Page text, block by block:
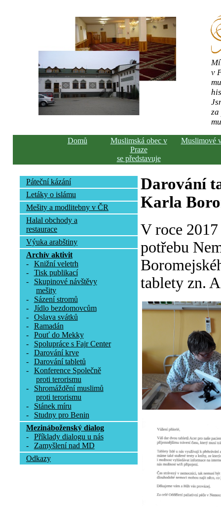
v
Domů
Muslimská obec v
Praze
se představuje
Muslimové
Páteční kázání
Letáky o islámu
Mešity a modlitebny v ČR
Halal obchody a
restaurace
Výuka arabštiny
Archív aktivit
-
Knižní veletrh
-
Tisk publikací
-
Skupinové návštěvy
mešity
-
Sázení stromů
-
Jídlo bezdomovcům
-
Oslava svátků
-
Ramadán
-
Pouť do Mekky
-
Spolupráce s Fajr Center
-
Darování krve
-
Darování tabletů
-
Konference Společně
proti terorismu
-
Shromáždění muslimů
proti terorismu
-
Stánek míru
-
Studny pro Benin
Mezináboženský dialog
-
Příklady dialogu u nás
-
Zamyšlení nad MD
Odkazy
Darování
Karla
V roce
potřebu
tablety zn.